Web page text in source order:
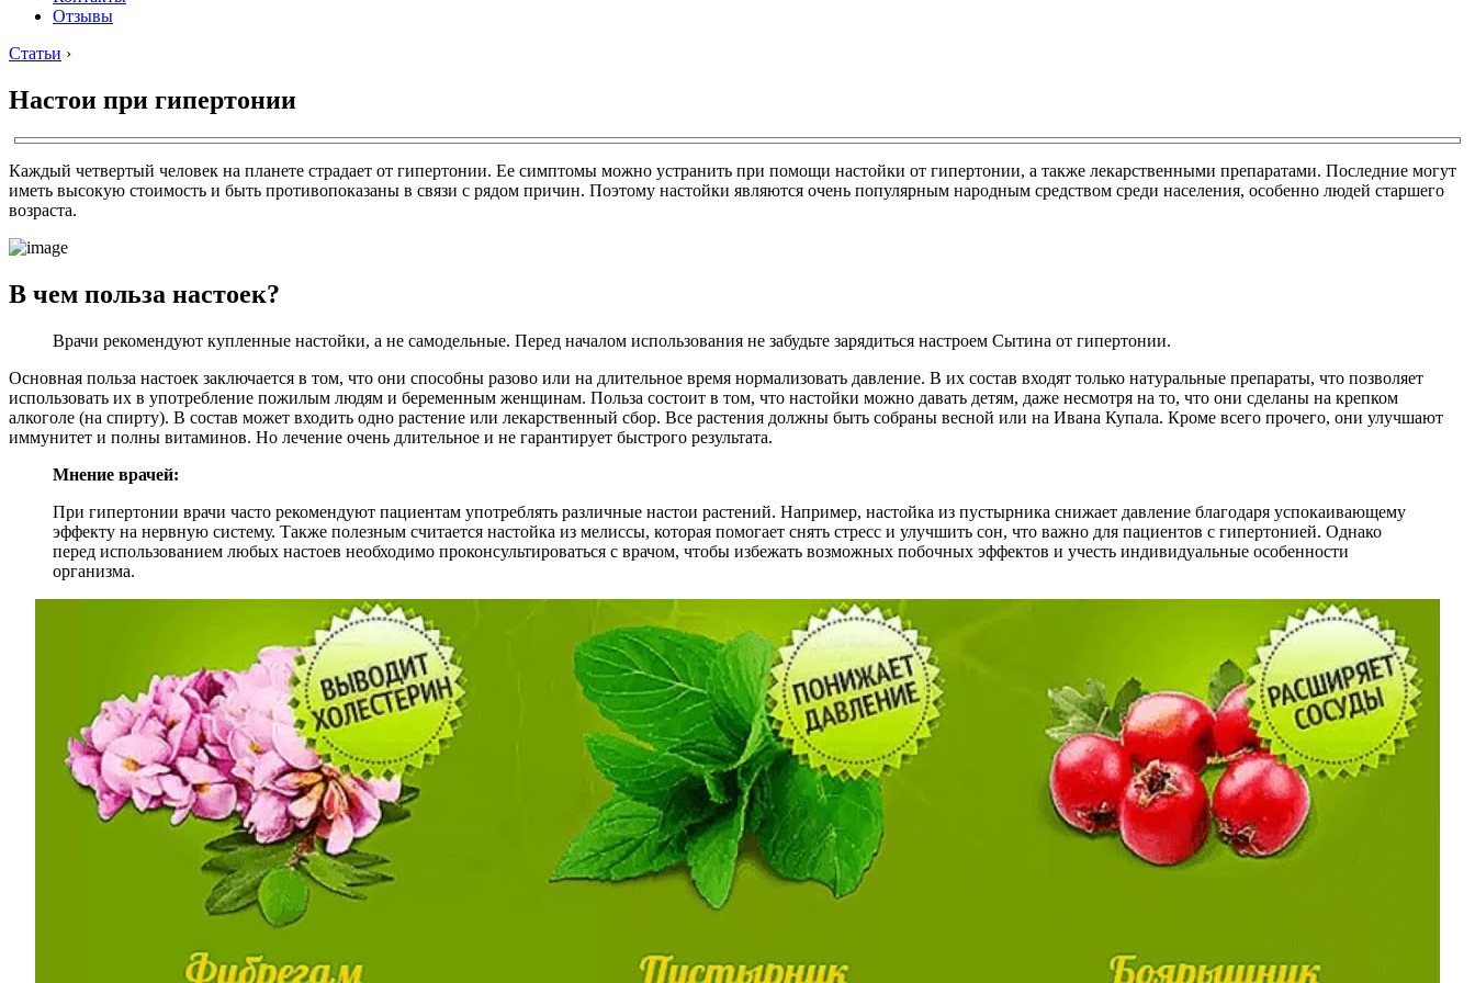
Отзывы
Статьи ›
Настои при гипертонии
Каждый четвертый человек на планете страдает от гипертонии. Ее симптомы можно устранить при помощи настойки от гипертонии, а также лекарственными препаратами. Последние могут
иметь высокую стоимость и быть противопоказаны в связи с рядом причин. Поэтому настойки являются очень популярным народным средством среди населения, особенно людей старшего
возраста.
В чем польза настоек?
Врачи рекомендуют купленные настойки, а не самодельные. Перед началом использования не забудьте зарядиться настроем Сытина от гипертонии.
Основная польза настоек заключается в том, что они способны разово или на длительное время нормализовать давление. В их состав входят только натуральные препараты, что позволяет
использовать их в употребление пожилым людям и беременным женщинам. Польза состоит в том, что настойки можно давать детям, даже несмотря на то, что они сделаны на крепком
алкоголе (на спирту). В состав может входить одно растение или лекарственный сбор. Все растения должны быть собраны весной или на Ивана Купала. Кроме всего прочего, они улучшают
иммунитет и полны витаминов. Но лечение очень длительное и не гарантирует быстрого результата.
Мнение врачей:
При гипертонии врачи часто рекомендуют пациентам употреблять различные настои растений. Например, настойка из пустырника снижает давление благодаря успокаивающему
эффекту на нервную систему. Также полезным считается настойка из мелиссы, которая помогает снять стресс и улучшить сон, что важно для пациентов с гипертонией. Однако
перед использованием любых настоев необходимо проконсультироваться с врачом, чтобы избежать возможных побочных эффектов и учесть индивидуальные особенности
организма.